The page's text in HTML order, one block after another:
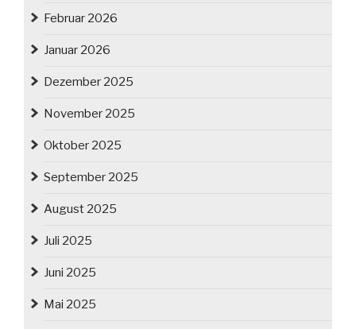
Februar 2026
Januar 2026
Dezember 2025
November 2025
Oktober 2025
September 2025
August 2025
Juli 2025
Juni 2025
Mai 2025